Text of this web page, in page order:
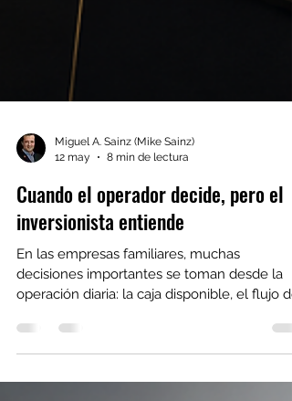
12 may
8 min de lectura
Cuando el operador decide, pero el
inversionista entiende
En las empresas familiares, muchas
decisiones importantes se toman desde la
operación diaria: la caja disponible, el flujo
el crédito que vence, el inventario que no se